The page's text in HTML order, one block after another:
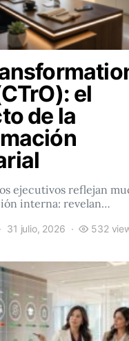
el
de la
ejecutivos reflejan
interna: revelan…
31 julio, 2026
532